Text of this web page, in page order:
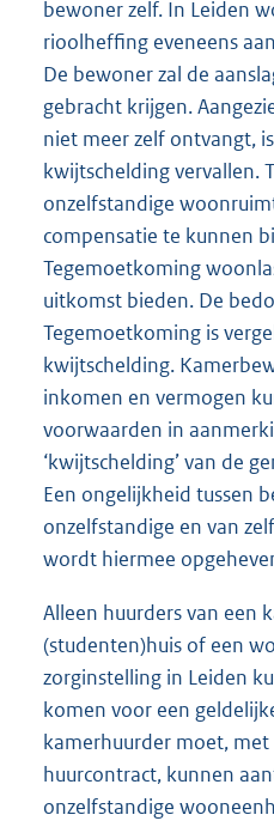
bewoner zelf. In Leiden
rioolheffing eveneens
De bewoner zal de
gebracht krijgen.
niet meer zelf ontvangt,
kwijtschelding vervallen.
onzelfstandige
compensatie te kunnen
Tegemoetkoming
uitkomst bieden. De
Tegemoetkoming is
kwijtschelding.
inkomen en vermogen
voorwaarden in
‘kwijtschelding’ van de
Een ongelijkheid tussen
onzelfstandige en van
wordt hiermee
Alleen huurders van een
(studenten)huis of een
zorginstelling in Leiden
komen voor een
kamerhuurder moet, met
huurcontract, kunnen
onzelfstandige